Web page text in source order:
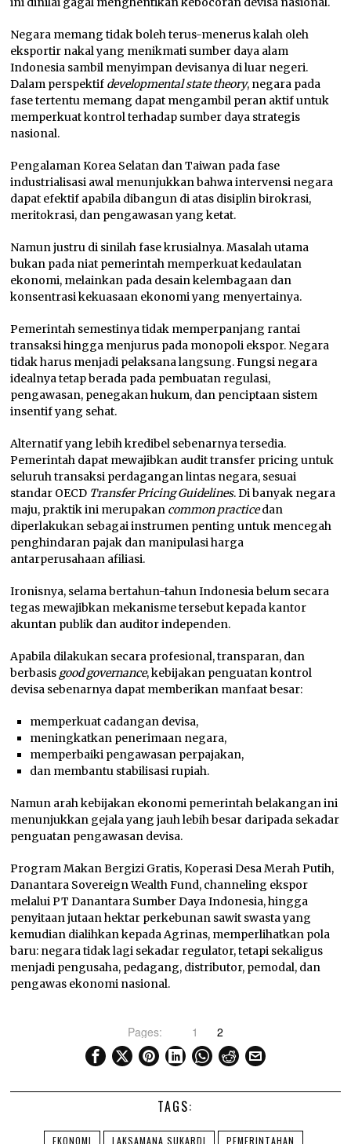
Negara memang tidak boleh terus-menerus kalah oleh
eksportir nakal yang menikmati sumber daya alam
Indonesia sambil menyimpan devisanya di luar negeri.
Dalam perspektif developmental state theory, negara pada
fase tertentu memang dapat mengambil peran aktif untuk
memperkuat kontrol terhadap sumber daya strategis
nasional.
Pengalaman Korea Selatan dan Taiwan pada fase
industrialisasi awal menunjukkan bahwa intervensi negara
dapat efektif apabila dibangun di atas disiplin birokrasi,
meritokrasi, dan pengawasan yang ketat.
Namun justru di sinilah fase krusialnya. Masalah utama
bukan pada niat pemerintah memperkuat kedaulatan
ekonomi, melainkan pada desain kelembagaan dan
konsentrasi kekuasaan ekonomi yang menyertainya.
Pemerintah semestinya tidak memperpanjang rantai
transaksi hingga menjurus pada monopoli ekspor. Negara
tidak harus menjadi pelaksana langsung. Fungsi negara
idealnya tetap berada pada pembuatan regulasi,
pengawasan, penegakan hukum, dan penciptaan sistem
insentif yang sehat.
Alternatif yang lebih kredibel sebenarnya tersedia.
Pemerintah dapat mewajibkan audit transfer pricing untuk
seluruh transaksi perdagangan lintas negara, sesuai
standar OECD Transfer Pricing Guidelines. Di banyak negara
maju, praktik ini merupakan common practicedan
diperlakukan sebagai instrumen penting untuk mencegah
penghindaran pajak dan manipulasi harga
antarperusahaan afiliasi.
Ironisnya, selama bertahun-tahun Indonesia belum secara
tegas mewajibkan mekanisme tersebut kepada kantor
akuntan publik dan auditor independen.
Apabila dilakukan secara profesional, transparan, dan
berbasis good governance, kebijakan penguatan kontrol
devisa sebenarnya dapat memberikan manfaat besar:
memperkuat cadangan devisa,
meningkatkan penerimaan negara,
memperbaiki pengawasan perpajakan,
dan membantu stabilisasi rupiah.
Namun arah kebijakan ekonomi pemerintah belakangan ini
menunjukkan gejala yang jauh lebih besar daripada sekadar
penguatan pengawasan devisa.
Program Makan Bergizi Gratis, Koperasi Desa Merah Putih,
Danantara Sovereign Wealth Fund, channeling ekspor
melalui PT Danantara Sumber Daya Indonesia, hingga
penyitaan jutaan hektar perkebunan sawit swasta yang
kemudian dialihkan kepada Agrinas, memperlihatkan pola
baru: negara tidak lagi sekadar regulator, tetapi sekaligus
menjadi pengusaha, pedagang, distributor, pemodal, dan
pengawas ekonomi nasional.
Pages: 1 2
TAGS:
EKONOMI LAKSAMANA SUKARDI PEMERINTAHAN